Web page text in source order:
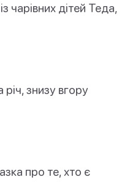
чарівних дітей Теда,
знизу вгору
про те, хто є